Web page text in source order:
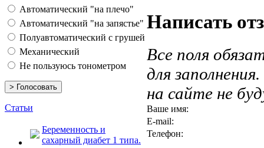
Автоматический "на плечо"
Автоматический "на запястье"
Полуавтоматический с грушей
Механический
Не пользуюсь тонометром
Статьи
Беременность и
сахарный диабет 1 типа.
Написать
Все поля
для
на сайте не
Ваше имя:
E-mail:
Телефон: